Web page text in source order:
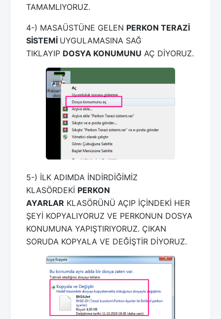
TAMAMLIYORUZ.
4-) MASAÜSTÜNE GELEN PERKON TERAZİ
SİSTEMİ UYGULAMASINA SAĞ
TIKLAYIP DOSYA KONUMUNU AÇ DİYORUZ.
5-) İLK ADIMDA İNDİRDİĞİMİZ
KLASÖRDEKİ PERKON
AYARLAR KLASÖRÜNÜ AÇIP İÇİNDEKİ HER
ŞEYİ KOPYALIYORUZ VE PERKONUN DOSYA
KONUMUNA YAPIŞTIRIYORUZ. ÇIKAN
SORUDA KOPYALA VE DEĞİŞTİR DİYORUZ.